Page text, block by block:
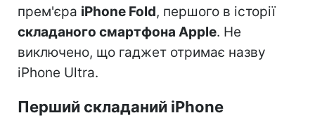
прем'єра iPhone Fold, першого в історії
складаного смартфона Apple. Не
виключено, що гаджет отримає назву
iPhone Ultra.
Перший складаний iPhone